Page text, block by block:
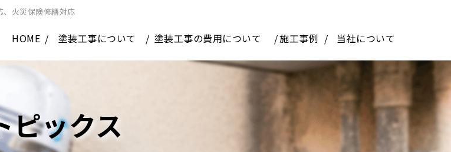
火災保険修繕対応
HOME 塗装工事について 塗装工事の費用について 施工事例 当社について
ピックス